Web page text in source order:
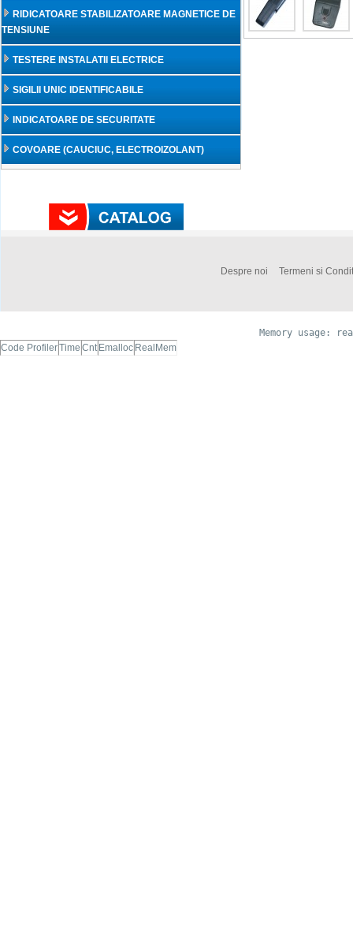
RIDICATOARE STABILIZATOARE MAGNETICE DE
TENSIUNE
TESTERE INSTALATII ELECTRICE
SIGILII UNIC IDENTIFICABILE
INDICATOARE DE SECURITATE
COVOARE (CAUCIUC, ELECTROIZOLANT)
Despre noi Termeni si
Memory usage:
Code ProfilerTime Cnt Emalloc RealMem